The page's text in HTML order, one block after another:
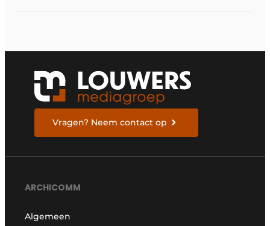
Vragen? Neem contact op
ARCHICOMM
Algemeen